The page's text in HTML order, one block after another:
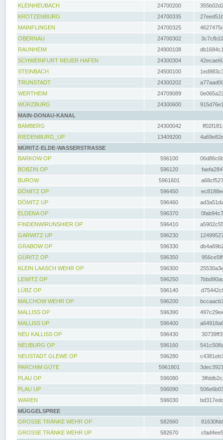
KLEINHEUBACH 24700200
KROTZENBURG
24700335
MAINFLINGEN
24700325
OBERNAU
24700302
RAUNHEIM
24900108
SCHWEINFURT NEUER HAFEN
24300304
STEINBACH
24500100
TRUNSTADT
24300202
WERTHEIM
24709089
WÜRZBURG
24300600
MAIN-DONAU-KANAL
BAMBERG
24300042
RIEDENBURG_UP
13409200
MÜRITZ-ELDE-WASSERSTRASSE
BARKOW OP
596100
BOBZIN OP
596120
BUROW
5961601
DÖMITZ OP
596450
DÖMITZ UP
596460
ELDENA OP
596370
FINDENWIRUNSHIER OP
596410
GARWITZ UP
596230
GRABOW OP
596330
GÜRITZ OP
596350
KLEIN LAASCH WEHR OP
596300
LEWITZ OP
596250
LÜBZ OP
596140
MALCHOW WEHR OP
596200
MALLISS OP
596390
MALLISS UP
596400
NEU KALLISS OP
596430
NEUBURG OP
596160
NEUSTADT GLEWE OP
596280
PARCHIM GÜTE
5961801
PLAU OP
596080
PLAU UP
596090
WAREN
596030
MÜGGELSPREE
GROSSE TRÄNKE WEHR OP
582660
GROSSE TRÄNKE WEHR UP
582670